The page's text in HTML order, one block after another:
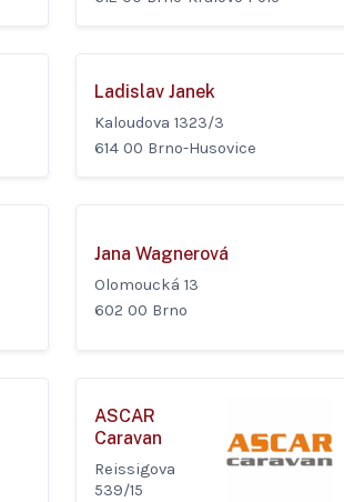
Ladislav Janek
Kaloudova 1323/3
614 00 Brno-Husovice
Jana Wagnerová
Olomoucká 13
602 00 Brno
ASCAR
Caravan
Reissigova
539/15